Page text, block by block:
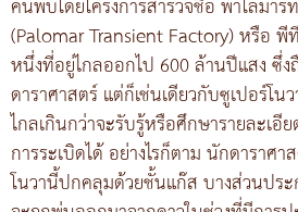
ค้นพบโดยโครงการสำรวจชื่อ พาโลมา
(Palomar Transient Factory) หรือ พี
หนึ่งที่อยู่ไกลออกไป 600 ล้านปีแสง ซึ่ง
ดาราศาสตร์ แต่ก็เช่นเดียวกับซูเปอร์โ
ไกลเกินกว่าจะรับรู้หรือศึกษารายละเอี
การระเบิดได้ อย่างไรก็ตาม นักดาราศา
โนวานี้ปกคลุมด้วยชั้นแก๊ส บางส่วนประ